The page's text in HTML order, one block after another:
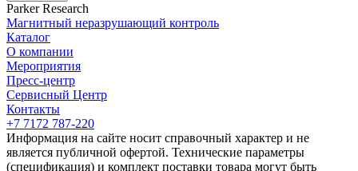
Parker Research
Магнитный неразрушающий контроль
Каталог
О компании
Мероприятия
Пресс-центр
Сервисный Центр
Контакты
+7 7172 787-220
Информация на сайте носит справочный характер и не
является публичной офертой. Технические параметры
(спецификация) и комплект поставки товара могут быть